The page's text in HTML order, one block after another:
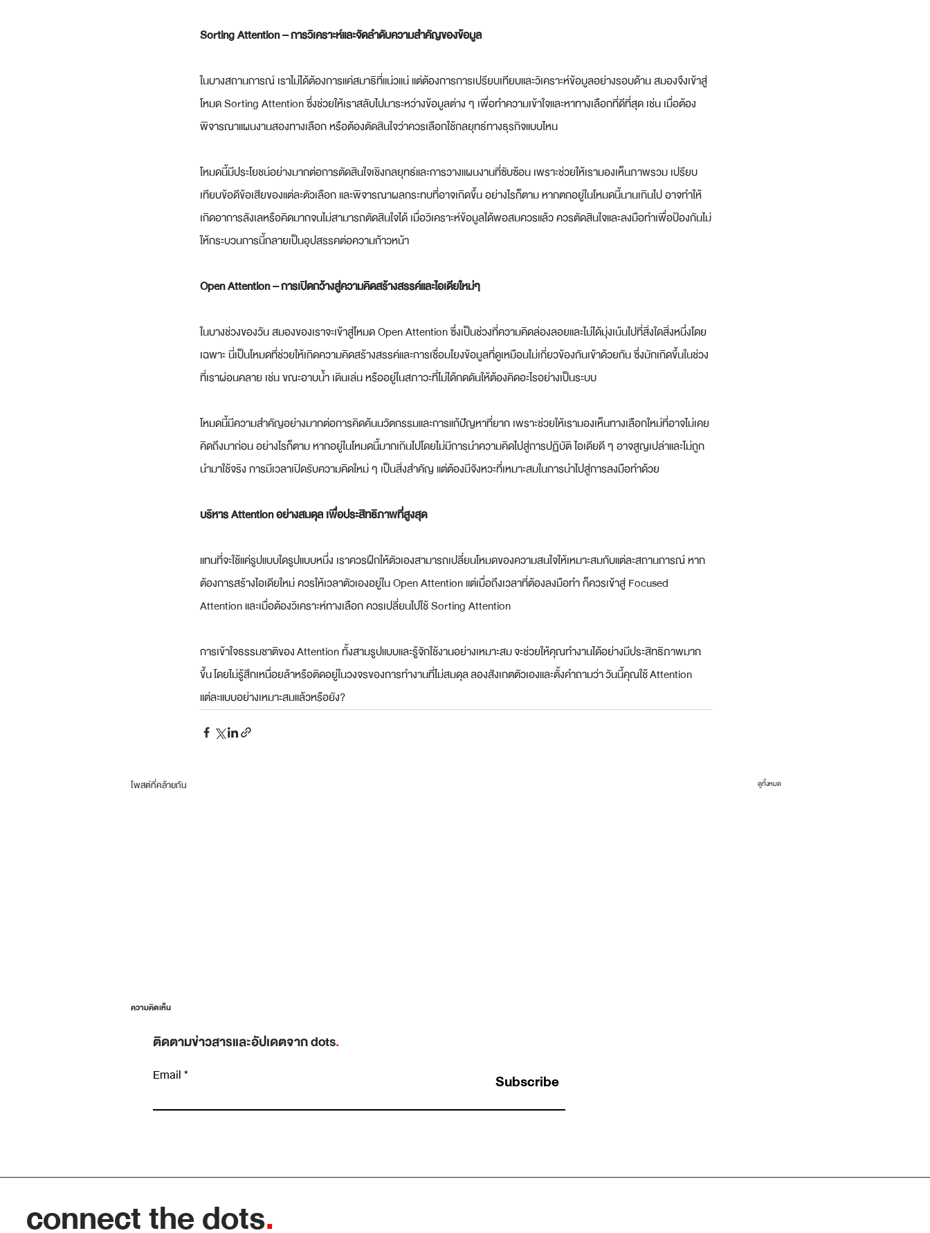
Sorting Attention – การวิเคราะห์และจัดลำดับความสำคัญของข้อมูล
ในบางสถานการณ์ เราไม่ได้ต้องการแค่สมาธิที่แน่วแน่ แต่ต้องการการเปรียบเทียบและวิเคราะห์ข้อมูลอย่างรอบด้าน สมองจึงเข้าสู่
โหมด Sorting Attention ซึ่งช่วยให้เราสลับไปมาระหว่างข้อมูลต่าง ๆ เพื่อทำความเข้าใจและหาทางเลือกที่ดีที่สุด เช่น เมื่อต้อง
พิจารณาแผนงานสองทางเลือก หรือต้องตัดสินใจว่าควรเลือกใช้กลยุทธ์ทางธุรกิจแบบไหน
โหมดนี้มีประโยชน์อย่างมากต่อการตัดสินใจเชิงกลยุทธ์และการวางแผนงานที่ซับซ้อน เพราะช่วยให้เรามองเห็นภาพรวม เปรียบ
เทียบข้อดีข้อเสียของแต่ละตัวเลือก และพิจารณาผลกระทบที่อาจเกิดขึ้น อย่างไรก็ตาม หากตกอยู่ในโหมดนี้นานเกินไป อาจทำให้
เกิดอาการลังเลหรือคิดมากจนไม่สามารถตัดสินใจได้ เมื่อวิเคราะห์ข้อมูลได้พอสมควรแล้ว ควรตัดสินใจและลงมือทำเพื่อป้องกันไม่
ให้กระบวนการนี้กลายเป็นอุปสรรคต่อความก้าวหน้า
Open Attention – การเปิดกว้างสู่ความคิดสร้างสรรค์และไอเดียใหม่ๆ
ในบางช่วงของวัน สมองของเราจะเข้าสู่โหมด Open Attention ซึ่งเป็นช่วงที่ความคิดล่องลอยและไม่ได้มุ่งเน้นไปที่สิ่งใดสิ่งหนึ่งโดย
เฉพาะ นี่เป็นโหมดที่ช่วยให้เกิดความคิดสร้างสรรค์และการเชื่อมโยงข้อมูลที่ดูเหมือนไม่เกี่ยวข้องกันเข้าด้วยกัน ซึ่งมักเกิดขึ้นในช่วง
ที่เราผ่อนคลาย เช่น ขณะอาบน้ำ เดินเล่น หรืออยู่ในสภาวะที่ไม่ได้กดดันให้ต้องคิดอะไรอย่างเป็นระบบ
โหมดนี้มีความสำคัญอย่างมากต่อการคิดค้นนวัตกรรมและการแก้ปัญหาที่ยาก เพราะช่วยให้เรามองเห็นทางเลือกใหม่ที่อาจไม่เคย
คิดถึงมาก่อน อย่างไรก็ตาม หากอยู่ในโหมดนี้มากเกินไปโดยไม่มีการนำความคิดไปสู่การปฏิบัติ ไอเดียดี ๆ อาจสูญเปล่าและไม่ถูก
นำมาใช้จริง การมีเวลาเปิดรับความคิดใหม่ ๆ เป็นสิ่งสำคัญ แต่ต้องมีจังหวะที่เหมาะสมในการนำไปสู่การลงมือทำด้วย
บริหาร Attention อย่างสมดุล เพื่อประสิทธิภาพที่สูงสุด
แทนที่จะใช้แค่รูปแบบใดรูปแบบหนึ่ง เราควรฝึกให้ตัวเองสามารถเปลี่ยนโหมดของความสนใจให้เหมาะสมกับแต่ละสถานการณ์ หาก
ต้องการสร้างไอเดียใหม่ ควรให้เวลาตัวเองอยู่ใน Open Attention แต่เมื่อถึงเวลาที่ต้องลงมือทำ ก็ควรเข้าสู่ Focused
Attention และเมื่อต้องวิเคราะห์ทางเลือก ควรเปลี่ยนไปใช้ Sorting Attention
การเข้าใจธรรมชาติของ Attention ทั้งสามรูปแบบและรู้จักใช้งานอย่างเหมาะสม จะช่วยให้คุณทำงานได้อย่างมีประสิทธิภาพมาก
ขึ้น โดยไม่รู้สึกเหนื่อยล้าหรือติดอยู่ในวงจรของการทำงานที่ไม่สมดุล ลองสังเกตตัวเองและตั้งคำถามว่า วันนี้คุณใช้ Attention
แต่ละแบบอย่างเหมาะสมแล้วหรือยัง?
โพสต์ที่คล้ายกัน ดูทั้งหมด
ความคิดเห็น
เขียนความคิดเห็น…
ติดตามข่าวสารและอัปเดตจาก dots.
Email Subscribe
connect the dots.